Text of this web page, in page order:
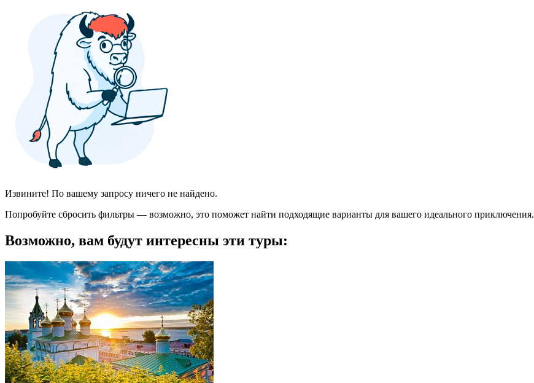
Извините! По вашему запросу ничего не найдено.
Попробуйте сбросить фильтры — возможно, это поможет найти подходящие варианты для вашего идеального приключения.
Возможно, вам будут интересны эти туры: